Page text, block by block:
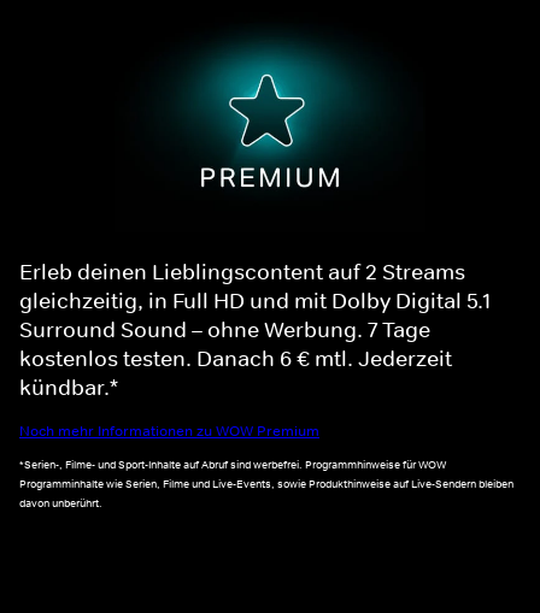
Erleb deinen Lieblingscontent auf 2 Streams
gleichzeitig, in Full HD und mit Dolby Digital 5.1
Surround Sound – ohne Werbung. 7 Tage
kostenlos testen. Danach 6 € mtl. Jederzeit
kündbar.*
Noch mehr Informationen zu WOW Premium
*Serien-, Filme- und Sport-Inhalte auf Abruf sind werbefrei. Programmhinweise für WOW
Programminhalte wie Serien, Filme und Live-Events, sowie Produkthinweise auf Live-Sendern bleiben
davon unberührt.